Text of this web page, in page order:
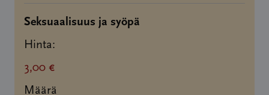
Seksuaalisuus ja syöpä
Hinta:
3,00 €
Määrä